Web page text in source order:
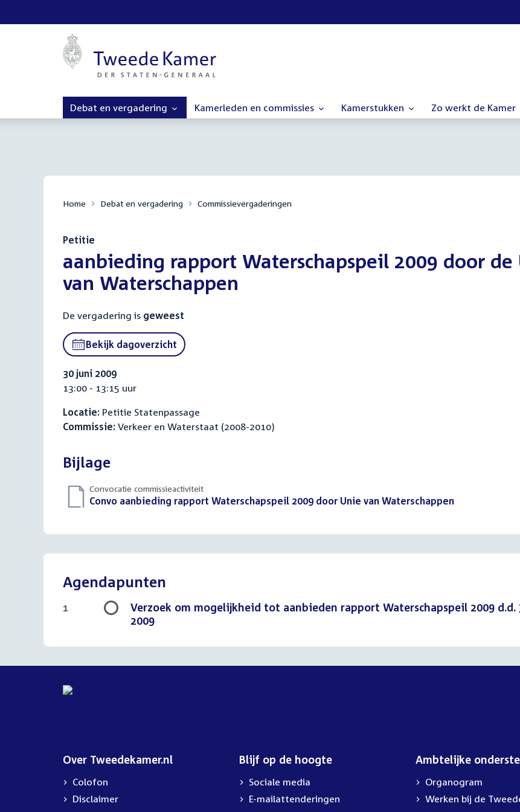
Debat en vergadering Kamerleden en commissies Kamerstukken Zo werkt de Kamer
Home Debat en vergadering Commissievergaderingen
Petitie
:aanbieding rapport Waterschapspeil 2009 door de
van Waterschappen
De vergadering is geweest
Bekijk dagoverzicht
30 juni 2009
13:00 - 13:15 uur
Locatie: Petitie Statenpassage
Commissie: Verkeer en Waterstaat (2008-2010)
Bijlage
Convocatie commissieactiviteit
Download
Convo aanbieding rapport Waterschapspeil 2009 door Unie van Waterschappen
Agendapunten
Verzoek om mogelijkheid tot aanbieden rapport Waterschapspeil 2009 d.d.
2009
1
Over Tweedekamer.nl
Colofon
Disclaimer
Blijf op de hoogte
Sociale media
E-mailattenderingen
Ambtelijke
Organogram
Werken bij de